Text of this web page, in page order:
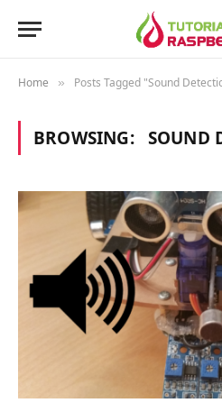
Home » Posts Tagged "Sound
BROWSING: SOUND